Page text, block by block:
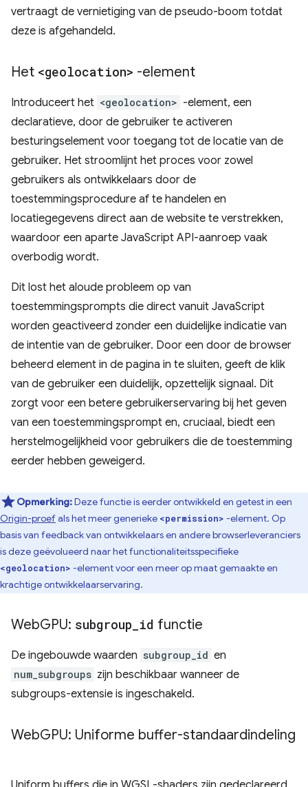
vertraagt ​​de vernietiging van de pseudo-boom totdat
deze is afgehandeld.
Het <geolocation> -element
Introduceert het <geolocation> -element, een
declaratieve, door de gebruiker te activeren
besturingselement voor toegang tot de locatie van de
gebruiker. Het stroomlijnt het proces voor zowel
gebruikers als ontwikkelaars door de
toestemmingsprocedure af te handelen en
locatiegegevens direct aan de website te verstrekken,
waardoor een aparte JavaScript API-aanroep vaak
overbodig wordt.
Dit lost het aloude probleem op van
toestemmingsprompts die direct vanuit JavaScript
worden geactiveerd zonder een duidelijke indicatie van
de intentie van de gebruiker. Door een door de browser
beheerd element in de pagina in te sluiten, geeft de klik
van de gebruiker een duidelijk, opzettelijk signaal. Dit
zorgt voor een betere gebruikerservaring bij het geven
van een toestemmingsprompt en, cruciaal, biedt een
herstelmogelijkheid voor gebruikers die de toestemming
eerder hebben geweigerd.
Opmerking:Deze functie is eerder ontwikkeld en getest in een
Origin-proefals het meer generieke <permission> -element. Op
basis van feedback van ontwikkelaars en andere browserleveranciers
is deze geëvolueerd naar het functionaliteitsspecifieke
<geolocation> -element voor een meer op maat gemaakte en
krachtige ontwikkelaarservaring.
WebGPU: subgroup id functie
De ingebouwde waarden subgroup_id en
num_subgroups zijn beschikbaar wanneer de
subgroups-extensie is ingeschakeld.
WebGPU: Uniforme buffer-standaardindeling